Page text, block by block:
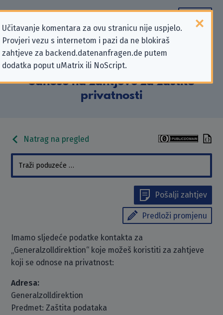
Učitavanje komentara za ovu stranicu nije uspjelo.
Provjeri vezu s internetom i pazi da ne blokiraš
zahtjeve za backend.datenanfragen.de putem
dodatka poput uMatrix ili NoScript.
Podaci kontakta
„Generalzolldirektion” koji se
odnose na zahtjeve za zaštitu
privatnosti
Natrag na pregled
Pošalji zahtjev
Predloži promjenu
Imamo sljedeće podatke kontakta za
„Generalzolldirektion“ koje možeš koristiti za zahtjeve
koji se odnose na privatnost:
Adresa:
Generalzolldirektion
Predmet: Zaštita podataka